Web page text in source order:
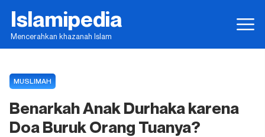
Islamipedia
Mencerahkan khazanah Islam
MUSLIMAH
Benarkah Anak Durhaka karena
Doa Buruk Orang Tuanya?